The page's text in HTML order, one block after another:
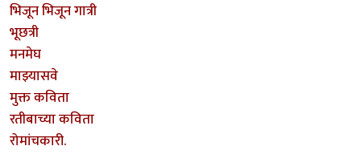
भिजून भिजून गात्री
भूछत्री
मनमेघ
माझ्यासवे
मुक्त कविता
रतीबाच्या कविता
रोमांचकारी.